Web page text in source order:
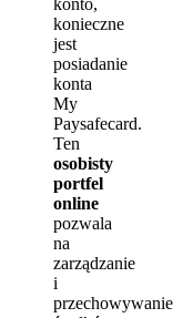
konto,
konieczne
jest
posiadanie
konta
My
Paysafecard.
Ten
osobisty
portfel
online
pozwala
na
zarządzanie
i
przechowywanie